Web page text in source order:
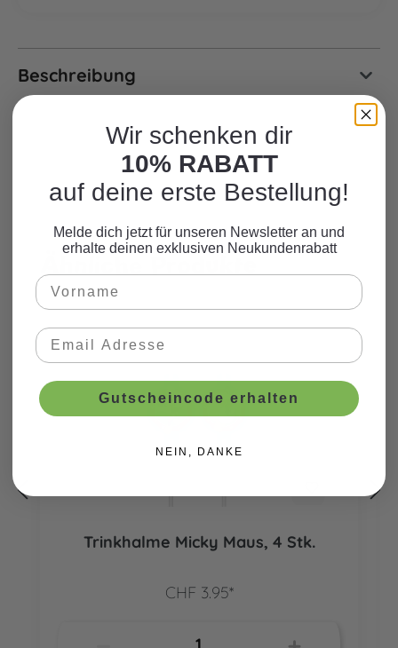
Beschreibung
Produktgalerie überspringen
Ähnliche Produkte
Trinkhalme Micky Maus, 4 Stk.
CHF 3.95*
Wir schenken dir
10% RABATT
auf deine erste Bestellung!
Melde dich jetzt für unseren Newsletter an und
erhalte deinen exklusiven Neukundenrabatt
Gutscheincode erhalten
NEIN, DANKE